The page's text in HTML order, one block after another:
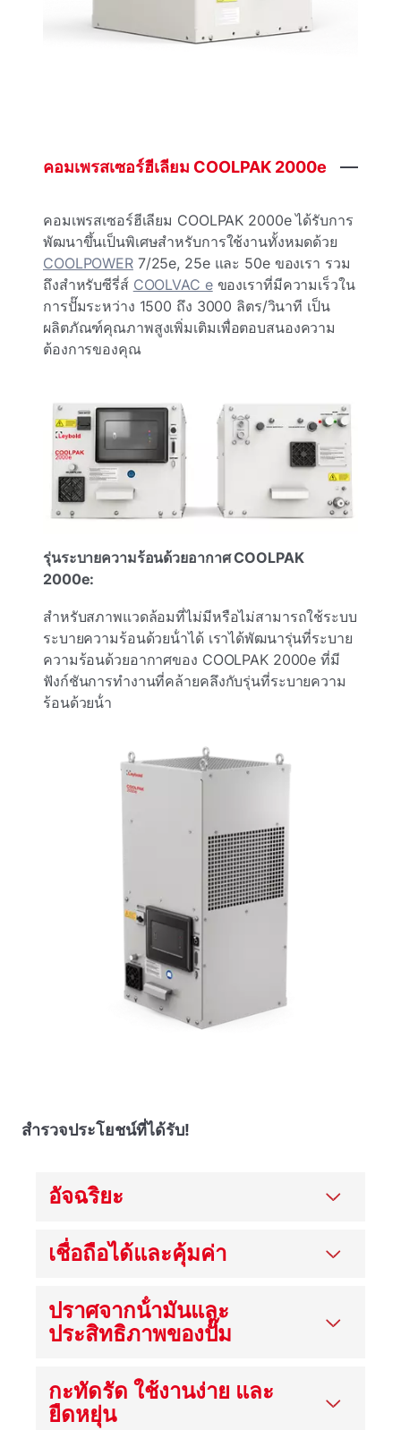
คอมเพรสเซอร์ฮีเลียม COOLPAK 2000e
คอมเพรสเซอร์ฮีเลียม COOLPAK 2000e ได้รับการ
พัฒนาขึ้นเป็นพิเศษสําหรับการใช้งานทั้งหมดด้วย
COOLPOWER7/25e, 25e และ 50e ของเรา รวม
ถึงสําหรับซีรี่ส์ COOLVAC eของเราที่มีความเร็วใน
การปั๊มระหว่าง 1500 ถึง 3000 ลิตร/วินาที เป็น
ผลิตภัณฑ์คุณภาพสูงเพิ่มเติมเพื่อตอบสนองความ
ต้องการของคุณ
รุ่นระบายความร้อนด้วยอากาศ COOLPAK
2000e:
สําหรับสภาพแวดล้อมที่ไม่มีหรือไม่สามารถใช้ระบบ
ระบายความร้อนด้วยน้ําได้ เราได้พัฒนารุ่นที่ระบาย
ความร้อนด้วยอากาศของ COOLPAK 2000e ที่มี
ฟังก์ชันการทํางานที่คล้ายคลึงกับรุ่นที่ระบายความ
ร้อนด้วยน้ํา
สํารวจประโยชน์ที่ได้รับ!
อัจฉริยะ
เชื่อถือได้และคุ้มค่า
ปราศจากน้ํามันและ
ประสิทธิภาพของปั๊ม
กะทัดรัด ใช้งานง่าย และ
ยืดหยุ่น